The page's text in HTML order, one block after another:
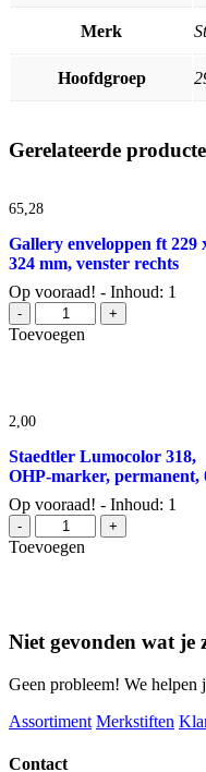
Merk
Hoofdgroep
Gerelateerde
65, 28
Gallery enveloppen ft 229
324 mm, venster rechts
Op vooraad! - Inhoud: 1
-
Gallery
enveloppen
mm,
venster
rechts
aantal
+
Toevoegen
2,00
Staedtler Lumocolor 318,
OHP-marker, permanent,
Op vooraad! - Inhoud: 1
-
Staedtler
Lumocolor
318,
0,
+
Toevoegen
Niet gevonden wat je
Geen probleem! We helpen
Assortiment Merkstiften
Contact